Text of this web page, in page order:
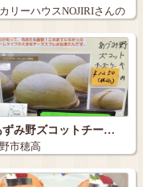
リーハウスNOJIRIさんの
…
ずみ野ズコットチー…
市穂高